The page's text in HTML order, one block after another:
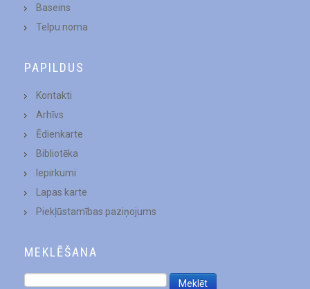
Baseins
Telpu noma
PAPILDUS
Kontakti
Arhīvs
Ēdienkarte
Bibliotēka
Iepirkumi
Lapas karte
Piekļūstamības paziņojums
MEKLĒŠANA